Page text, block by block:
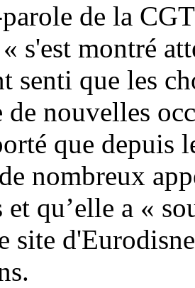
de la
s'est montré
senti que les
de nouvelles
que depuis
nombreux
et qu’elle a «
site